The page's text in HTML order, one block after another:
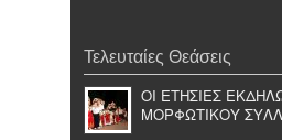
Τελευταίες Θεάσεις
OI ΕΤΗΣΙΕΣ
ΜΟΡΦΩΤΙΚΟΥ